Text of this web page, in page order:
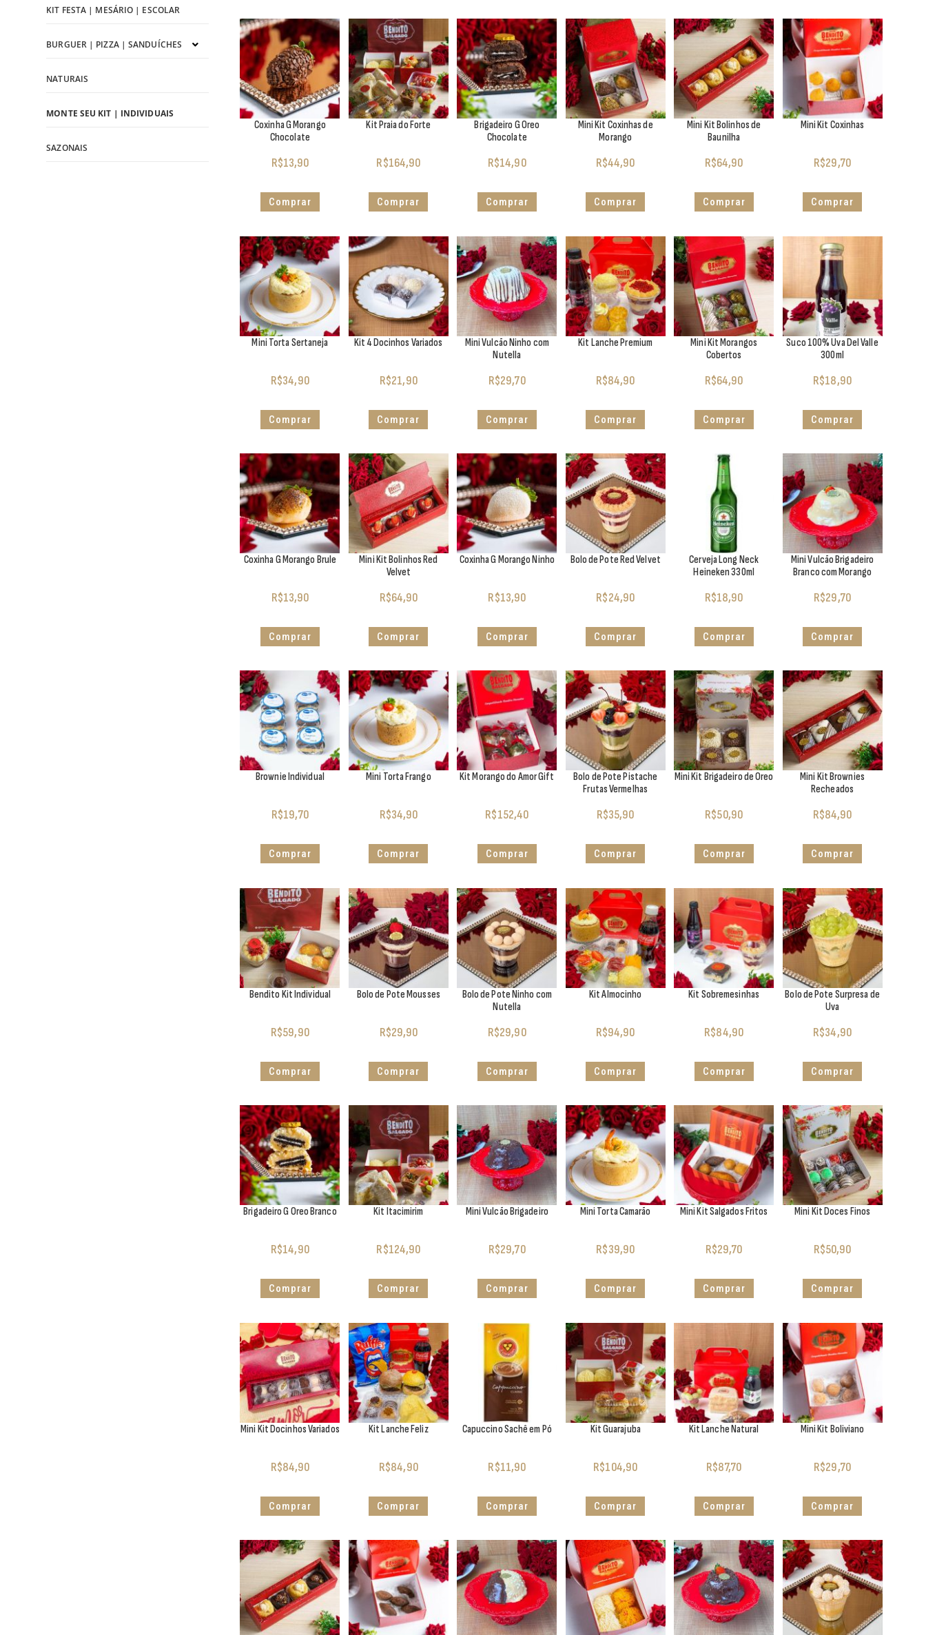
Coxinha G Morango
Chocolate
R$13,90
Comprar
Kit Praia do Forte
R$164,90
Comprar
Brigadeiro G Oreo
Chocolate
R$14,90
Comprar
Mini Kit Coxinhas de
Morango
R$44,90
Comprar
Mini Kit Bolinhos de
Baunilha
R$64,90
Comprar
Mini Kit Coxinhas
R$29,70
Comprar
Mini Torta Sertaneja
R$34,90
Comprar
Kit 4 Docinhos Variados
R$21,90
Comprar
Mini Vulcão Ninho com
Nutella
R$29,70
Comprar
Kit Lanche Premium
R$84,90
Comprar
Mini Kit Morangos
Cobertos
R$64,90
Comprar
Suco 100% Uva Del Valle
300ml
R$18,90
Comprar
Coxinha G Morango Brule
R$13,90
Comprar
Mini Kit Bolinhos Red
Velvet
R$64,90
Comprar
Coxinha G Morango Ninho
R$13,90
Comprar
Bolo de Pote Red Velvet
R$24,90
Comprar
Cerveja Long Neck
Heineken 330ml
R$18,90
Comprar
Mini Vulcão Brigadeiro
Branco com Morango
R$29,70
Comprar
Brownie Individual
R$19,70
Comprar
Mini Torta Frango
R$34,90
Comprar
Kit Morango do Amor Gift
R$152,40
Comprar
Bolo de Pote Pistache
Frutas Vermelhas
R$35,90
Comprar
Mini Kit Brigadeiro de Oreo
R$50,90
Comprar
Mini Kit Brownies
Recheados
R$84,90
Comprar
Bendito Kit Individual
R$59,90
Comprar
Bolo de Pote Mousses
R$29,90
Comprar
Bolo de Pote Ninho com
Nutella
R$29,90
Comprar
Kit Almocinho
R$94,90
Comprar
Kit Sobremesinhas
R$84,90
Comprar
Bolo de Pote Surpresa de
Uva
R$34,90
Comprar
Brigadeiro G Oreo Branco
R$14,90
Comprar
Kit Itacimirim
R$124,90
Comprar
Mini Vulcão Brigadeiro
R$29,70
Comprar
Mini Torta Camarão
R$39,90
Comprar
Mini Kit Salgados Fritos
R$29,70
Comprar
Mini Kit Doces Finos
R$50,90
Comprar
Mini Kit Docinhos Variados
R$84,90
Comprar
Kit Lanche Feliz
R$84,90
Comprar
Capuccino Sachê em Pó
R$11,90
Comprar
Kit Guarajuba
R$104,90
Comprar
Kit Lanche Natural
R$87,70
Comprar
Mini Kit Boliviano
R$29,70
Comprar
KIT FESTA | MESÁRIO | ESCOLAR
BURGUER | PIZZA | SANDUÍCHES
NATURAIS
MONTE SEU KIT | INDIVIDUAIS
SAZONAIS